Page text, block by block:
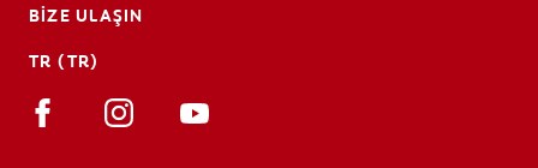
BIZE ULAŞIN
TR (TR)